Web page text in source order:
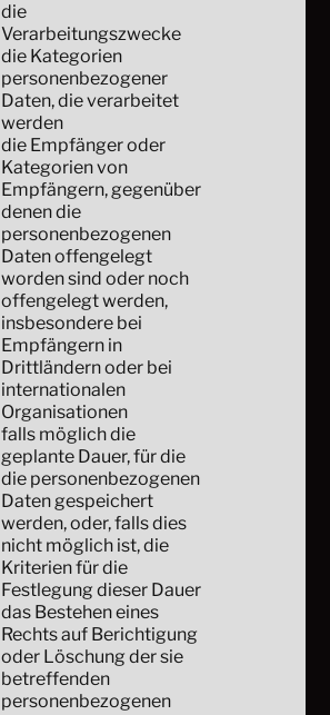
die
Verarbeitungszwecke
die Kategorien
personenbezogener
Daten, die verarbeitet
werden
die Empfänger oder
Kategorien von
Empfängern, gegenüber
denen die
personenbezogenen
Daten offengelegt
worden sind oder noch
offengelegt werden,
insbesondere bei
Empfängern in
Drittländern oder bei
internationalen
Organisationen
falls möglich die
geplante Dauer, für die
die personenbezogenen
Daten gespeichert
werden, oder, falls dies
nicht möglich ist, die
Kriterien für die
Festlegung dieser Dauer
das Bestehen eines
Rechts auf Berichtigung
oder Löschung der sie
betreffenden
personenbezogenen